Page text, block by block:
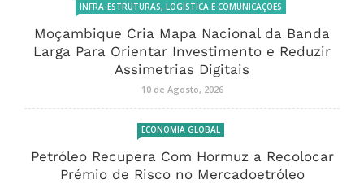
INFRA-ESTRUTURAS, LOGÍSTICA E COMUNICAÇÕES
Moçambique Cria Mapa Nacional da Banda
Larga Para Orientar Investimento e Reduzir
Assimetrias Digitais
10 de Agosto, 2026
ECONOMIA GLOBAL
Petróleo Recupera Com Hormuz a Recolocar
Prémio de Risco no Mercadoetróleo